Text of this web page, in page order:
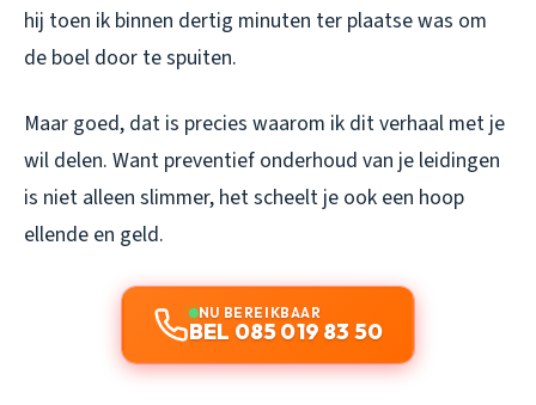
hij toen ik binnen dertig minuten ter plaatse was om
de boel door te spuiten.
Maar goed, dat is precies waarom ik dit verhaal met je
wil delen. Want preventief onderhoud van je leidingen
is niet alleen slimmer, het scheelt je ook een hoop
ellende en geld.
NU BEREIKBAAR
BEL 085 019 83 50